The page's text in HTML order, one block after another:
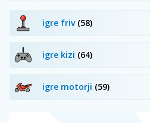
igre friv (58)
igre kizi (64)
igre motorji (59)